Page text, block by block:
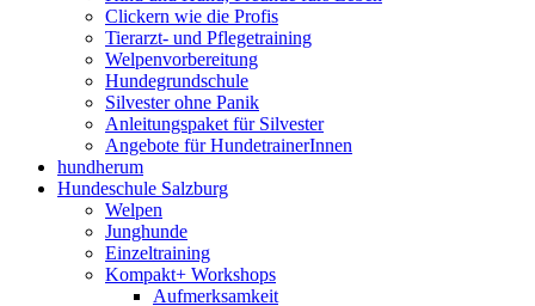
Clickern wie die Profis
Tierarzt- und Pflegetraining
Welpenvorbereitung
Hundegrundschule
Silvester ohne Panik
Anleitungspaket für Silvester
Angebote für HundetrainerInnen
hundherum
Hundeschule Salzburg
Welpen
Junghunde
Einzeltraining
Kompakt+ Workshops
Aufmerksamkeit